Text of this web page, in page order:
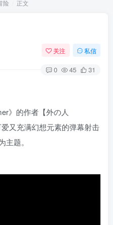
Android软件
险 正文
关注 私信
0 45 31
》的作者【外の人
又充满幻想元素的弹幕射击
题。